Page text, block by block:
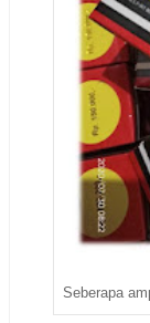
Seberapa